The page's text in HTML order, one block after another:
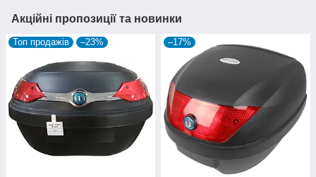
Акційні пропозиції та новинки
Топ продажів –23% –17%